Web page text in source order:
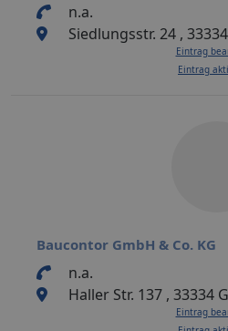
n.a.
Siedlungsstr. 24 ,
Eintrag
Eintrag
Baucontor GmbH & Co. KG
n.a.
Haller Str. 137 , 33334
Eintrag